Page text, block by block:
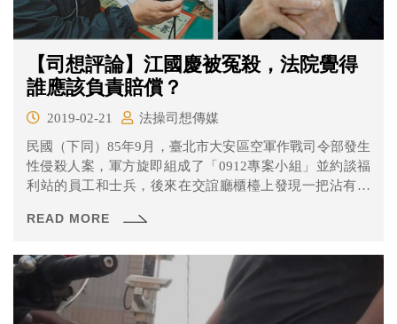
【司想評論】江國慶被冤殺，法院覺得
誰應該負責賠償？
2019-02-21
法操司想傳媒
民國（下同）85年9月，臺北市大安區空軍作戰司令部發生
性侵殺人案，軍方旋即組成了「0912專案小組」並約談福
利站的員工和士兵，後來在交誼廳櫃檯上發現一把沾有血
中包括江國慶。10月1日，調查局對福利站的員工及士兵實
遭到連續37小時的疲勞訊問以及刑求逼供，在非自願的情
況下寫下自白書，承認性侵殺人。
READ MORE